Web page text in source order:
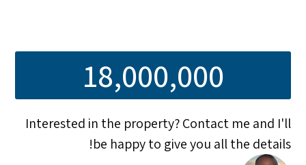
18,000,000
Interested in the property? Contact me and I'll
be happy to give you all the details!